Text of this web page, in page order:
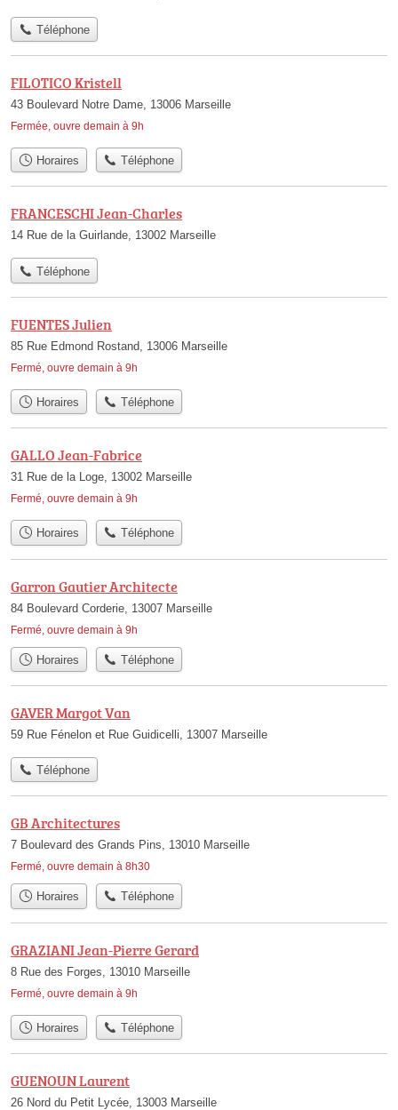
Téléphone
FILOTICO Kristell
43 Boulevard Notre Dame, 13006 Marseille
Fermée, ouvre demain à 9h
Horaires Téléphone
FRANCESCHI Jean-Charles
14 Rue de la Guirlande, 13002 Marseille
Téléphone
FUENTES Julien
85 Rue Edmond Rostand, 13006 Marseille
Fermé, ouvre demain à 9h
Horaires Téléphone
GALLO Jean-Fabrice
31 Rue de la Loge, 13002 Marseille
Fermé, ouvre demain à 9h
Horaires Téléphone
Garron Gautier Architecte
84 Boulevard Corderie, 13007 Marseille
Fermé, ouvre demain à 9h
Horaires Téléphone
GAVER Margot Van
59 Rue Fénelon et Rue Guidicelli, 13007 Marseille
Téléphone
GB Architectures
7 Boulevard des Grands Pins, 13010 Marseille
Fermé, ouvre demain à 8h30
Horaires Téléphone
GRAZIANI Jean-Pierre Gerard
8 Rue des Forges, 13010 Marseille
Fermé, ouvre demain à 9h
Horaires Téléphone
GUENOUN Laurent
26 Nord du Petit Lycée, 13003 Marseille